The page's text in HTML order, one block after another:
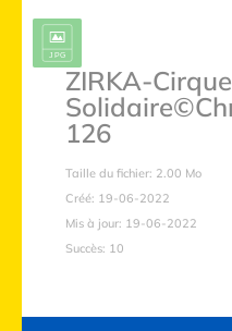
ZIRKA-
126
Taille du fichier: 2.00 Mo
Créé: 19-06-2022
Mis à jour: 19-06-2022
Succès: 10